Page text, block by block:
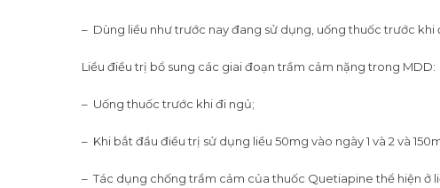
– Dùng liều như trước nay đang sử dụng, uống thuốc trước
Liều điều trị bổ sung các giai đoạn trầm cảm nặng trong MDD:
– Uống thuốc trước khi đi ngủ;
– Khi bắt đầu điều trị sử dụng liều 50mg vào ngày 1 và 2 và
– Tác dụng chống trầm cảm của thuốc Quetiapine thể hiện ở